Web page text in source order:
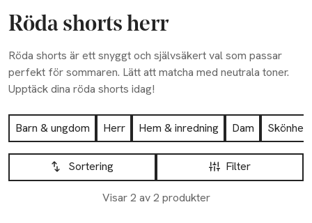
Röda shorts herr
Röda shorts är ett snyggt och självsäkert val som passar
perfekt för sommaren. Lätt att matcha med neutrala toner.
Upptäck dina röda shorts idag!
Hoppa till produktsidan
Barn & ungdom Herr Hem & inredning Dam
Skönhet
Hoppa till produktsidan
Filter
Sortering
Visar 2 av 2 produkter
Lista över produkter